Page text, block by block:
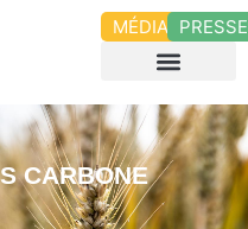
MÉDIAS PRESSE
CARBONE